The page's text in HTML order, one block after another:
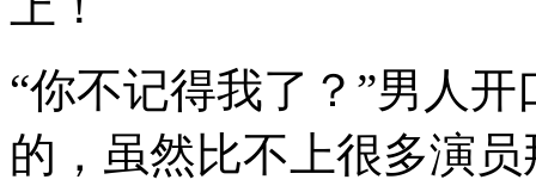
“你不记得我了？”男人
的，虽然比不上很多演